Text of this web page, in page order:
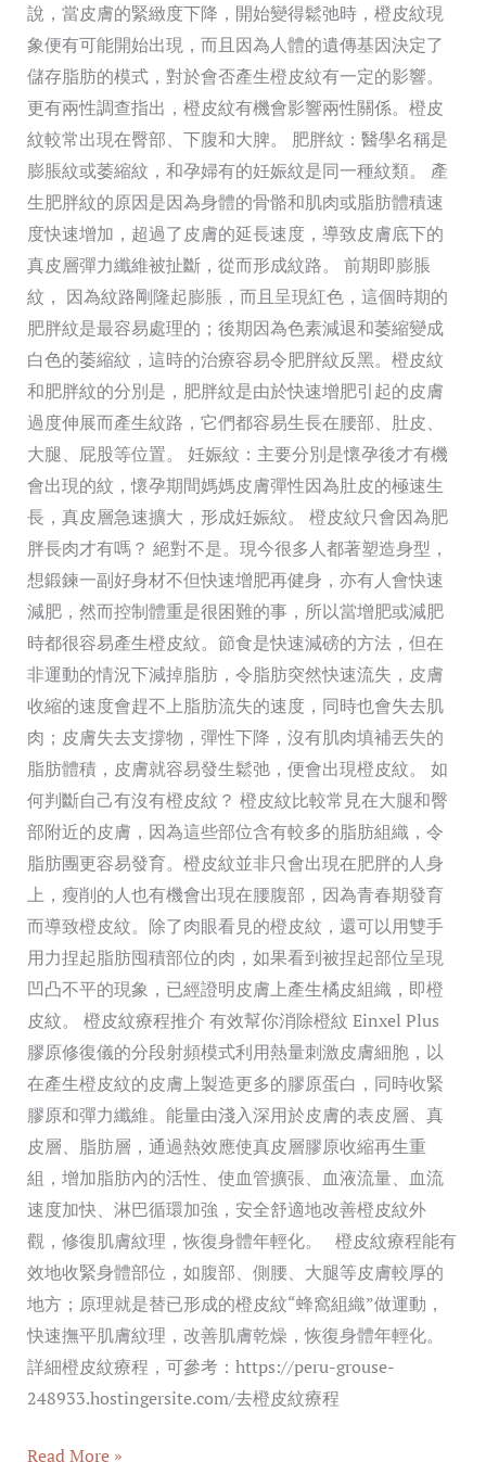
說，當皮膚的緊緻度下降，開始變得鬆弛時，橙皮紋現
象便有可能開始出現，而且因為人體的遺傳基因決定了
儲存脂肪的模式，對於會否產生橙皮紋有一定的影響。
更有兩性調查指出，橙皮紋有機會影響兩性關係。橙皮
紋較常出現在臀部、下腹和大脾。 肥胖紋：醫學名稱是
膨脹紋或萎縮紋，和孕婦有的妊娠紋是同一種紋類。 產
生肥胖紋的原因是因為身體的骨骼和肌肉或脂肪體積速
度快速增加，超過了皮膚的延長速度，導致皮膚底下的
真皮層彈力纖維被扯斷，從而形成紋路。 前期即膨脹
紋， 因為紋路剛隆起膨脹，而且呈現紅色，這個時期的
肥胖紋是最容易處理的；後期因為色素減退和萎縮變成
白色的萎縮紋，這時的治療容易令肥胖紋反黑。橙皮紋
和肥胖紋的分別是，肥胖紋是由於快速增肥引起的皮膚
過度伸展而產生紋路，它們都容易生長在腰部、肚皮、
大腿、屁股等位置。 妊娠紋：主要分別是懷孕後才有機
會出現的紋，懷孕期間媽媽皮膚彈性因為肚皮的極速生
長，真皮層急速擴大，形成妊娠紋。 橙皮紋只會因為肥
胖長肉才有嗎？ 絕對不是。現今很多人都著塑造身型，
想鍛鍊一副好身材不但快速增肥再健身，亦有人會快速
減肥，然而控制體重是很困難的事，所以當增肥或減肥
時都很容易產生橙皮紋。節食是快速減磅的方法，但在
非運動的情況下減掉脂肪，令脂肪突然快速流失，皮膚
收縮的速度會趕不上脂肪流失的速度，同時也會失去肌
肉；皮膚失去支撐物，彈性下降，沒有肌肉填補丟失的
脂肪體積，皮膚就容易發生鬆弛，便會出現橙皮紋。 如
何判斷自己有沒有橙皮紋？ 橙皮紋比較常見在大腿和臀
部附近的皮膚，因為這些部位含有較多的脂肪組織，令
脂肪團更容易發育。橙皮紋並非只會出現在肥胖的人身
上，瘦削的人也有機會出現在腰腹部，因為青春期發育
而導致橙皮紋。除了肉眼看見的橙皮紋，還可以用雙手
用力捏起脂肪囤積部位的肉，如果看到被捏起部位呈現
凹凸不平的現象，已經證明皮膚上產生橘皮組織，即橙
皮紋。 橙皮紋療程推介 有效幫你消除橙紋 Einxel Plus
膠原修復儀的分段射頻模式利用熱量刺激皮膚細胞，以
在產生橙皮紋的皮膚上製造更多的膠原蛋白，同時收緊
膠原和彈力纖維。能量由淺入深用於皮膚的表皮層、真
皮層、脂肪層，通過熱效應使真皮層膠原收縮再生重
組，增加脂肪內的活性、使血管擴張、血液流量、血流
速度加快、淋巴循環加強，安全舒適地改善橙皮紋外
觀，修復肌膚紋理，恢復身體年輕化。 橙皮紋療程能有
效地收緊身體部位，如腹部、側腰、大腿等皮膚較厚的
地方；原理就是替已形成的橙皮紋“蜂窩組織”做運動，
快速撫平肌膚紋理，改善肌膚乾燥，恢復身體年輕化。
詳細橙皮紋療程，可參考：https://peru-grouse-
248933.hostingersite.com/去橙皮紋療程
Read More »